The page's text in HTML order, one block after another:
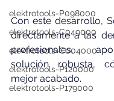
elektrotools-P098000
elektrotools-C049000
elektrotools-C004000
elektrotools-P120000
elektrotools-P179000
Con este desarrollo,
directamente a las
profesionales,
solución robusta,
mejor acabado.